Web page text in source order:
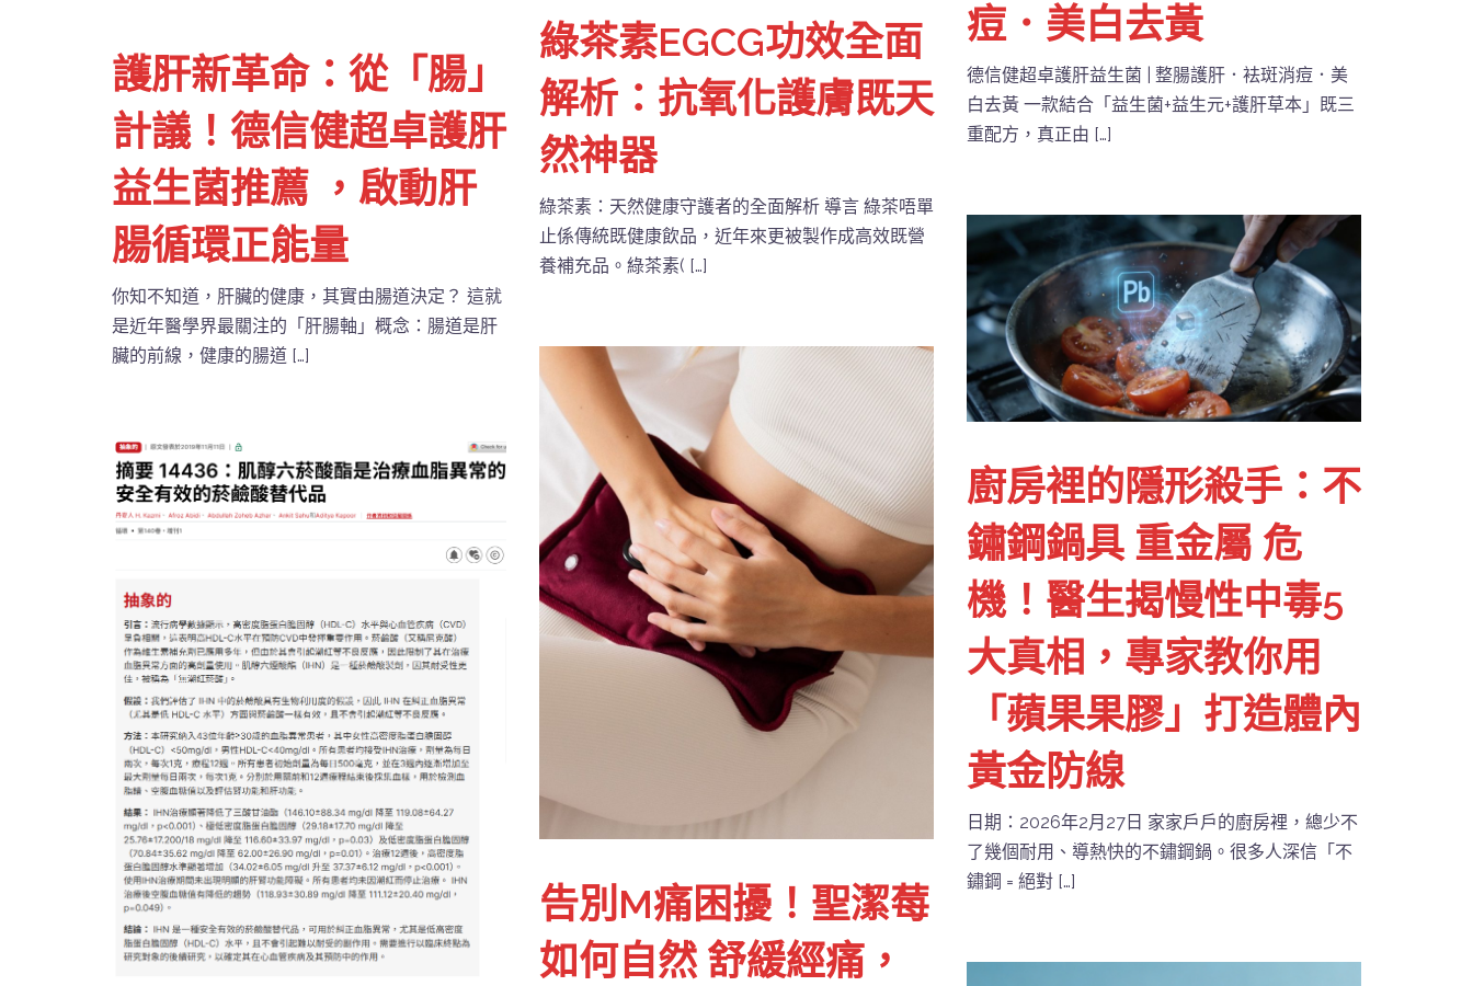
綠茶素EGCG功效全面
解析：抗氧化護膚既天
然神器
綠茶素：天然健康守護者的全面解析 導言 綠茶唔單
止係傳統既健康飲品，近年來更被製作成高效既營
養補充品。綠茶素( […]
痘．美白去黃
德信健超卓護肝益生菌 | 整腸護肝．袪斑消痘．美
白去黃 一款結合「益生菌+益生元+護肝草本」既三
重配方，真正由 […]
護肝新革命：從「腸」
計議！德信健超卓護肝
益生菌推薦 ，啟動肝
腸循環正能量
你知不知道，肝臟的健康，其實由腸道決定？ 這就
是近年醫學界最關注的「肝腸軸」概念：腸道是肝
臟的前線，健康的腸道 […]
廚房裡的隱形殺手：不
鏽鋼鍋具 重金屬 危
機！醫生揭慢性中毒5
大真相，專家教你用
「蘋果果膠」打造體內
黃金防線
日期：2026年2月27日 家家戶戶的廚房裡，總少不
了幾個耐用、導熱快的不鏽鋼鍋。很多人深信「不
鏽鋼 = 絕對 […]
告別M痛困擾！聖潔莓
如何自然 舒緩經痛，